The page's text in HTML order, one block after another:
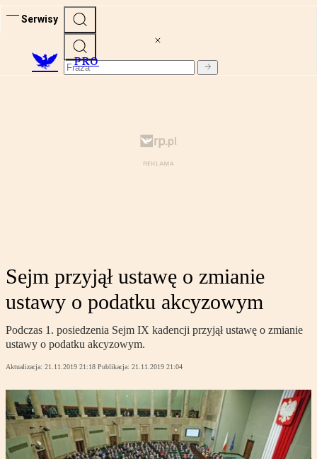
Serwisy
PRO
Sejm przyjął ustawę o zmianie
ustawy o podatku akcyzowym
Podczas 1. posiedzenia Sejm IX kadencji przyjął ustawę o zmianie
ustawy o podatku akcyzowym.
Aktualizacja: 21.11.2019 21:18 Publikacja: 21.11.2019 21:04